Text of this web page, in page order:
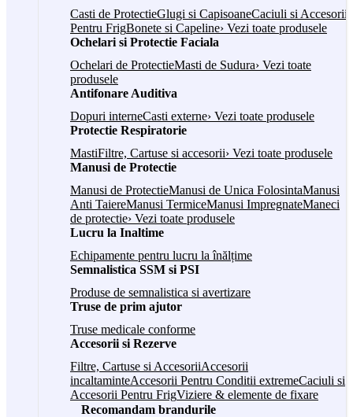
Casti de ProtectieGlugi si CapisoaneCaciuli si Accesorii
Pentru FrigBonete si Capeline› Vezi toate produsele
Ochelari si Protectie Faciala
Ochelari de ProtectieMasti de Sudura› Vezi toate
produsele
Antifonare Auditiva
Dopuri interneCasti externe› Vezi toate produsele
Protectie Respiratorie
MastiFiltre, Cartuse si accesorii› Vezi toate produsele
Manusi de Protectie
Manusi de ProtectieManusi de Unica FolosintaManusi
Anti TaiereManusi TermiceManusi ImpregnateManeci
de protectie› Vezi toate produsele
Lucru la Inaltime
Echipamente pentru lucru la înălțime
Semnalistica SSM si PSI
Produse de semnalistica si avertizare
Truse de prim ajutor
Truse medicale conforme
Accesorii si Rezerve
Filtre, Cartuse si AccesoriiAccesorii
incaltaminteAccesorii Pentru Conditii extremeCaciuli si
Accesorii Pentru FrigViziere & elemente de fixare
Recomandam brandurile